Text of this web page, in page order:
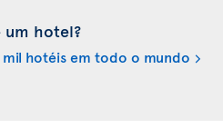
um hotel?
mil hotéis em todo o mundo